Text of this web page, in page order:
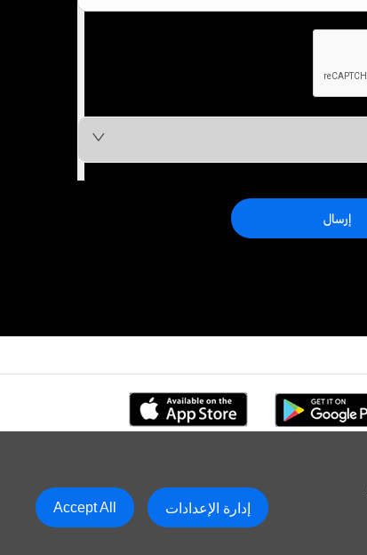
إدارة الإعدادات Accept All
إرسال